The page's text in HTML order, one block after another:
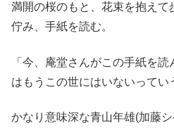
満開の桜のもと、花束を抱えて
佇み、手紙を読む。
「今、庵堂さんがこの手紙を
はもうこの世にはいないってい
かなり意味深な青山年雄(加藤